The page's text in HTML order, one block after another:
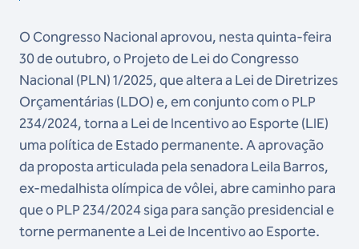
O Congresso Nacional aprovou, nesta quinta-feira
30 de outubro, o Projeto de Lei do Congresso
Nacional (PLN) 1/2025, que altera a Lei de Diretrizes
Orçamentárias (LDO) e, em conjunto com o PLP
234/2024, torna a Lei de Incentivo ao Esporte (LIE)
uma política de Estado permanente. A aprovação
da proposta articulada pela senadora Leila Barros,
ex-medalhista olímpica de vôlei, abre caminho para
que o PLP 234/2024 siga para sanção presidencial e
torne permanente a Lei de Incentivo ao Esporte.